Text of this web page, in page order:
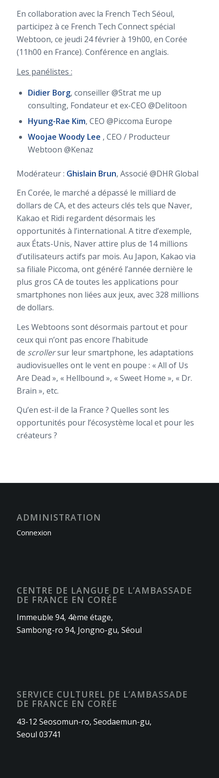
En collaboration avec la French Tech Séoul,
participez à ce French Tech Connect spécial
Webtoon, ce jeudi 24 février à 19h00, en Corée
(11h00 en France). Conférence en anglais.
Les panélistes :
Didier Borg, conseiller @Strat me up
consulting, Fondateur et ex-CEO @Delitoon
Hyung-Rae Kim, CEO @Piccoma Europe
Woojae Woody Lee , CEO / Producteur
Webtoon @Kenaz
Modérateur : Ghislain Brun, Associé @DHR Global
En Corée, le marché a dépassé le milliard de
dollars de CA, et des acteurs clés tels que Naver,
Kakao et Ridi regardent désormais les
opportunités à l’international. A titre d’exemple,
aux États-Unis, Naver attire plus de 14 millions
d’utilisateurs actifs par mois. Au Japon, Kakao via
sa filiale Piccoma, ont généré l’année dernière le
plus gros CA de toutes les applications pour
smartphones non liées aux jeux, avec 328 millions
de dollars.
Les Webtoons sont désormais partout et pour
ceux qui n’ont pas encore l’habitude
de scrollersur leur smartphone, les adaptations
audiovisuelles ont le vent en poupe : « All of Us
Are Dead », « Hellbound », « Sweet Home », « Dr.
Brain », etc.
Qu’en est-il de la France ? Quelles sont les
opportunités pour l’écosystème local et pour les
créateurs ?
ADMINISTRATION
Connexion
CENTRE DE LANGUE DE L’AMBASSADE
DE FRANCE EN CORÉE
Immeuble 94, 4ème étage,
Sambong-ro 94, Jongno-gu, Séoul
SERVICE CULTUREL DE L’AMBASSADE
DE FRANCE EN CORÉE
43-12 Seosomun-ro, Seodaemun-gu,
Seoul 03741